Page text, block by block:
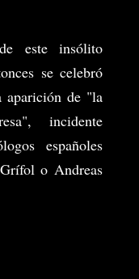
este insólito
se celebró
aparición de "la
incidente
españoles
o Andreas